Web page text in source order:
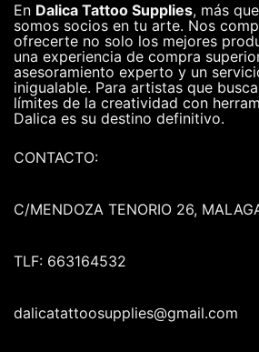
En Dalica Tattoo Supplies, más
somos socios en tu arte. Nos
ofrecerte no solo los mejores
una experiencia de compra
asesoramiento experto y un
inigualable. Para artistas que
límites de la creatividad con
Dalica es su destino definitivo.
CONTACTO:
C/MENDOZA TENORIO 26,
TLF: 663164532
dalicatattoosupplies@gmail.com